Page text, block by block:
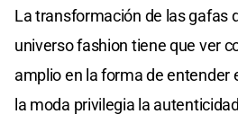
La transformación de las gafas
universo fashion tiene que ver
amplio en la forma de entender
la moda privilegia la